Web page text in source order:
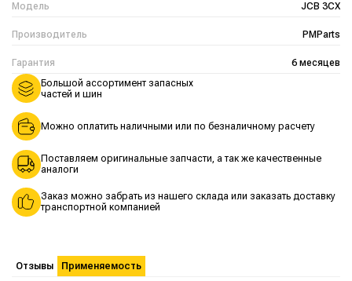
Модель JCB 3CX
Производитель PMParts
Гарантия 6 месяцев
Большой ассортимент запасных
частей и шин
Можно оплатить наличными или по безналичному расчету
Поставляем оригинальные запчасти, а так же качественные
аналоги
Заказ можно забрать из нашего склада или заказать доставку
транспортной компанией
Отзывы Применяемость